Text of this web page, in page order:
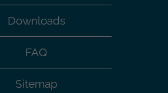
Downloads
FAQ
Sitemap